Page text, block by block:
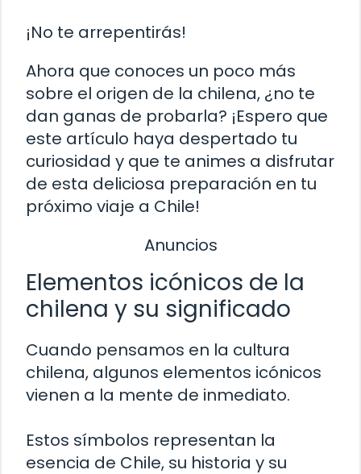
¡No te arrepentirás!
Ahora que conoces un poco más
sobre el origen de la chilena, ¿no te
dan ganas de probarla? ¡Espero que
este artículo haya despertado tu
curiosidad y que te animes a disfrutar
de esta deliciosa preparación en tu
próximo viaje a Chile!
Anuncios
Elementos icónicos de la
chilena y su significado
Cuando pensamos en la cultura
chilena, algunos elementos icónicos
vienen a la mente de inmediato.
Estos símbolos representan la
esencia de Chile, su historia y su